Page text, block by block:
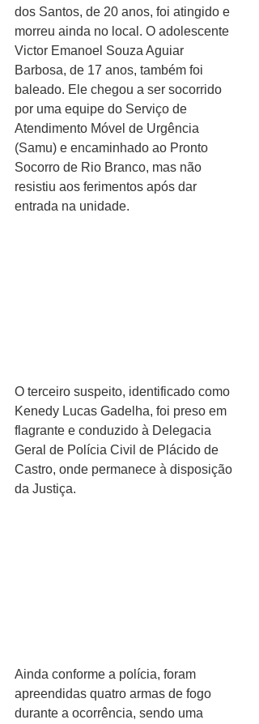
dos Santos, de 20 anos, foi atingido e
morreu ainda no local. O adolescente
Victor Emanoel Souza Aguiar
Barbosa, de 17 anos, também foi
baleado. Ele chegou a ser socorrido
por uma equipe do Serviço de
Atendimento Móvel de Urgência
(Samu) e encaminhado ao Pronto
Socorro de Rio Branco, mas não
resistiu aos ferimentos após dar
entrada na unidade.
O terceiro suspeito, identificado como
Kenedy Lucas Gadelha, foi preso em
flagrante e conduzido à Delegacia
Geral de Polícia Civil de Plácido de
Castro, onde permanece à disposição
da Justiça.
Ainda conforme a polícia, foram
apreendidas quatro armas de fogo
durante a ocorrência, sendo uma